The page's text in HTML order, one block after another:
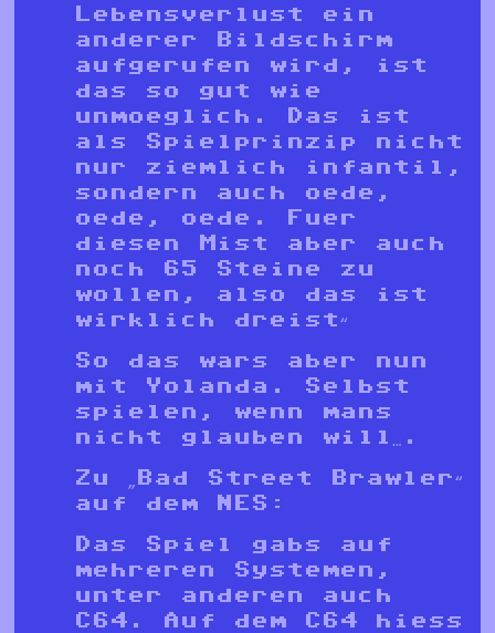
Lebensverlust ein
anderer Bildschirm
aufgerufen wird, ist
das so gut wie
unmoeglich. Das ist
als Spielprinzip nicht
nur ziemlich infantil,
sondern auch oede,
oede, oede. Fuer
diesen Mist aber auch
noch 65 Steine zu
wollen, also das ist
wirklich dreist“
So das wars aber nun
mit Yolanda. Selbst
spielen, wenn mans
nicht glauben will….
Zu „Bad Street Brawler“
auf dem NES:
Das Spiel gabs auf
mehreren Systemen,
unter anderen auch
C64. Auf dem C64 hiess